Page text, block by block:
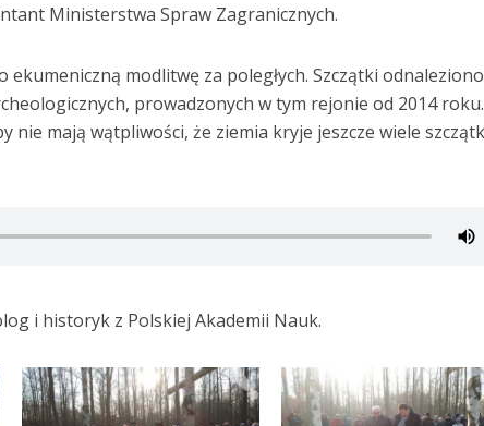
Ministerstwa Spraw Zagranicznych.
ekumeniczną modlitwę za poległych. Szczątki
prowadzonych w tym rejonie od 2014 roku.
nie mają wątpliwości, że ziemia kryje jeszcze wiele
i historyk z Polskiej Akademii Nauk.